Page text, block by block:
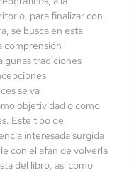
para finalizar con
se busca en esta
comprensión
tradiciones
se va
objetividad o como
Este tipo de
interesada surgida
con el afán de volverla
del libro, así como